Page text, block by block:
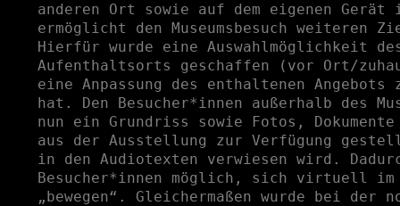
anderen Ort sowie auf dem eigenen Gerät
ermöglicht den Museumsbesuch weiteren
Hierfür wurde eine Auswahlmöglichkeit
Aufenthaltsorts geschaffen (vor Ort/
eine Anpassung des enthaltenen Angebots
hat. Den Besucher*innen außerhalb des
nun ein Grundriss sowie Fotos, Dokumente
aus der Ausstellung zur Verfügung
in den Audiotexten verwiesen wird.
Besucher*innen möglich, sich virtuell im
„bewegen“. Gleichermaßen wurde bei der